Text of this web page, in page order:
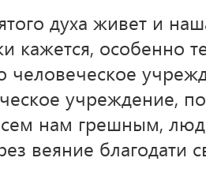
духа живет и
кажется, особенно
человеческое
учреждение,
нам грешным,
веяние благодати